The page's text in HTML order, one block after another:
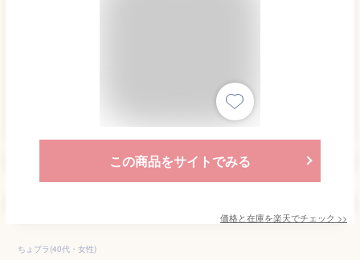
この商品をサイトでみる
価格と在庫を楽天でチェック >>
ちょプラ(40代・女性)